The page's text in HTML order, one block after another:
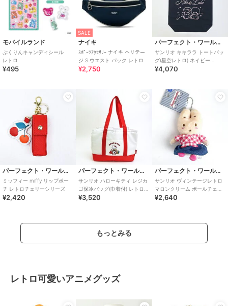
モバイルランド
ぷくりんキャンディシール
レトロ
¥495
SALE
ナイキ
ｽﾎﾟｰﾂｱｸｾｻﾘｰ ナイキ ヘリテー
ジ S ウエスト パック レトロ
¥2,750
パーフェクト・ワールド・トーキョー
サンリオ キキララ トートバッ
グ(星空レトロ) ネイビー
Sanrio
¥4,070
パーフェクト・ワールド・トーキョー
ミッフィー miffy リップポー
チ レトロチェリーシリーズ
¥2,420
パーフェクト・ワールド・トーキョー
サンリオ ハローキティ レジカ
ゴ保冷バッグ(巾着付) レトロ
25 Sanrio
¥3,520
パーフェクト・ワールド・トーキョー
サンリオ ヴィンテージレトロ
マロンクリーム ボールチェー
ン マスコット ぬいぐるみ キー
¥2,640
もっとみる
レトロ可愛いアニメグッズ